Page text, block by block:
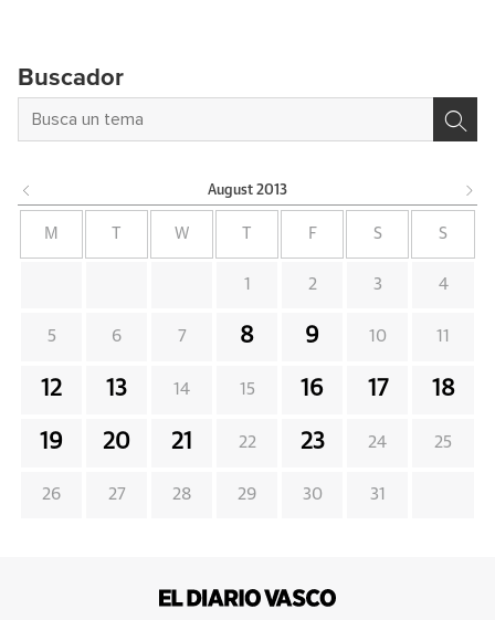
Buscador
August 2013
M W F S S
1 2 3 4
5 6 7 8 9 10 11
12 13 14 15 16 17 18
19 20 21 22 23 24 25
26 27 28 29 30 31